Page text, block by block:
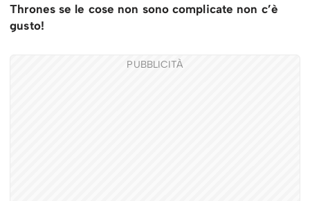
Thrones se le cose non sono complicate non c’è
gusto!
PUBBLICITÀ